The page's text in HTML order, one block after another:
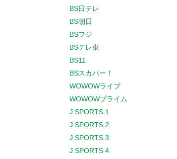
BS日テレ
BS朝日
BSフジ
BSテレ東
BS11
BSスカパー！
WOWOWライブ
WOWOWプライム
J SPORTS 1
J SPORTS 2
J SPORTS 3
J SPORTS 4